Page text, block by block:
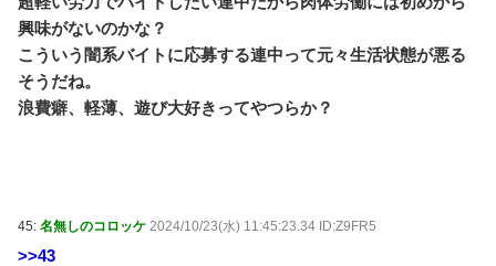
興味がないのかな？
こういう闇系バイトに応募する連中って元々生活状態が悪る
そうだね。
浪費癖、軽薄、遊び大好きってやつらか？
45: 名無しのコロッケ 2024/10/23(水) 11:45:23.34 ID:Z9FR5
>>43